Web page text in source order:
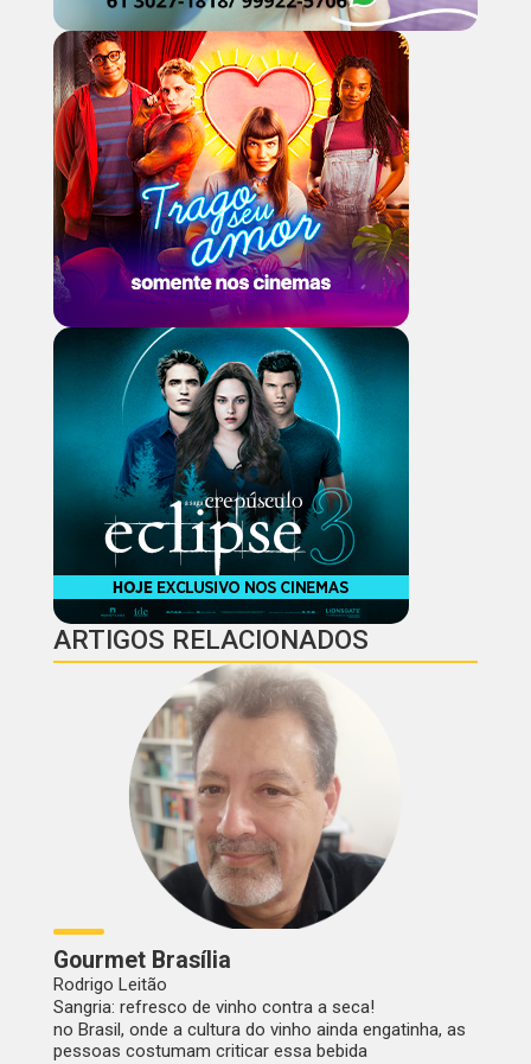
ARTIGOS RELACIONADOS
Gourmet Brasília
Rodrigo Leitão
Sangria: refresco de vinho contra a seca!
no Brasil, onde a cultura do vinho ainda engatinha, as
pessoas costumam criticar essa bebida